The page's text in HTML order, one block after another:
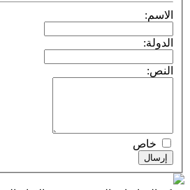
الاسم:
الدولة:
النص:
خاص
إرسال